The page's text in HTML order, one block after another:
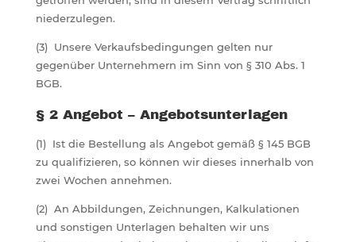
niederzulegen.
(3) Unsere Verkaufsbedingungen gelten nur
gegenüber Unternehmern im Sinn von § 310 Abs. 1
BGB.
§ 2 Angebot – Angebotsunterlagen
(1) Ist die Bestellung als Angebot gemäß § 145 BGB
zu qualifizieren, so können wir dieses innerhalb von
zwei Wochen annehmen.
(2) An Abbildungen, Zeichnungen, Kalkulationen
und sonstigen Unterlagen behalten wir uns